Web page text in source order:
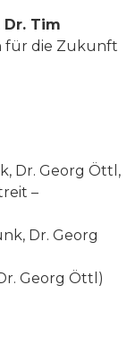
Dr. Tim
für die Zukunft
Dr. Georg Öttl,
–
Dr. Georg
Georg Öttl)